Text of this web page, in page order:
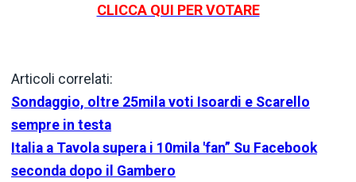
CLICCA QUI PER VOTARE
Articoli correlati:
Sondaggio, oltre 25mila voti Isoardi e Scarello
sempre in testa
Italia a Tavola supera i 10mila 'fan” Su Facebook
seconda dopo il Gambero